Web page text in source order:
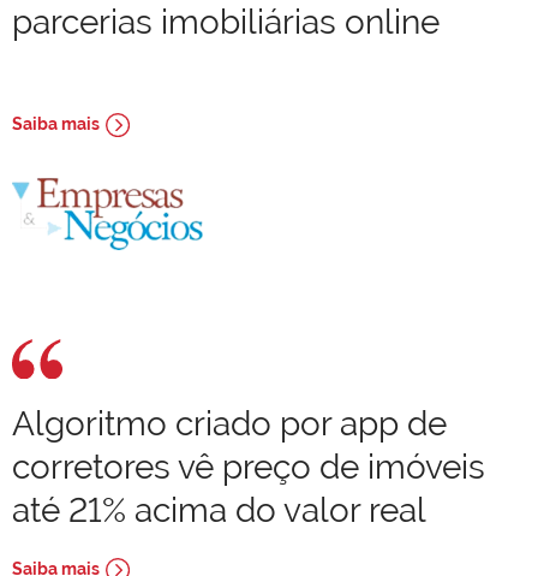
parcerias imobiliárias online
Saiba mais
Algoritmo criado por app de
corretores vê preço de imóveis
até 21% acima do valor real
Saiba mais